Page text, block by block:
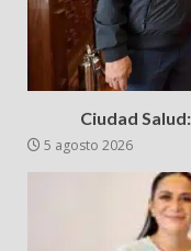
Ciudad
5 agosto 2026